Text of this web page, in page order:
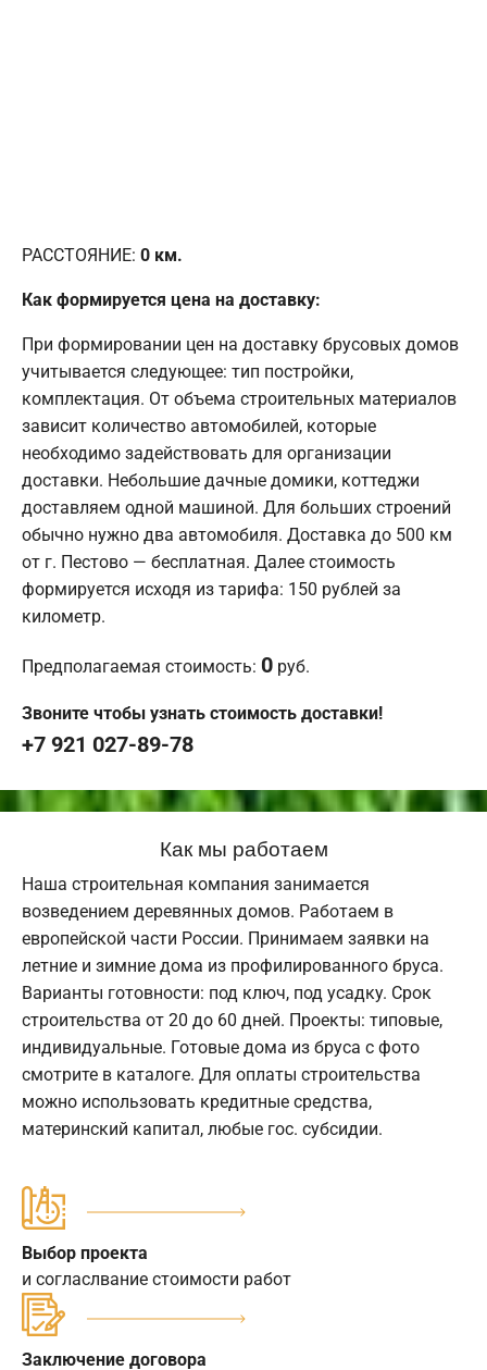
РАССТОЯНИЕ: 0 км.
Как формируется цена на доставку:
При формировании цен на доставку брусовых домов
учитывается следующее: тип постройки,
комплектация. От объема строительных материалов
зависит количество автомобилей, которые
необходимо задействовать для организации
доставки. Небольшие дачные домики, коттеджи
доставляем одной машиной. Для больших строений
обычно нужно два автомобиля. Доставка до 500 км
от г. Пестово — бесплатная. Далее стоимость
формируется исходя из тарифа: 150 рублей за
километр.
Предполагаемая стоимость: 0 руб.
Звоните чтобы узнать стоимость доставки!
+7 921 027-89-78
Как мы работаем
Наша строительная компания занимается
возведением деревянных домов. Работаем в
европейской части России. Принимаем заявки на
летние и зимние дома из профилированного бруса.
Варианты готовности: под ключ, под усадку. Срок
строительства от 20 до 60 дней. Проекты: типовые,
индивидуальные. Готовые дома из бруса с фото
смотрите в каталоге. Для оплаты строительства
можно использовать кредитные средства,
материнский капитал, любые гос. субсидии.
Выбор проекта
и согласлвание стоимости работ
Заключение договора